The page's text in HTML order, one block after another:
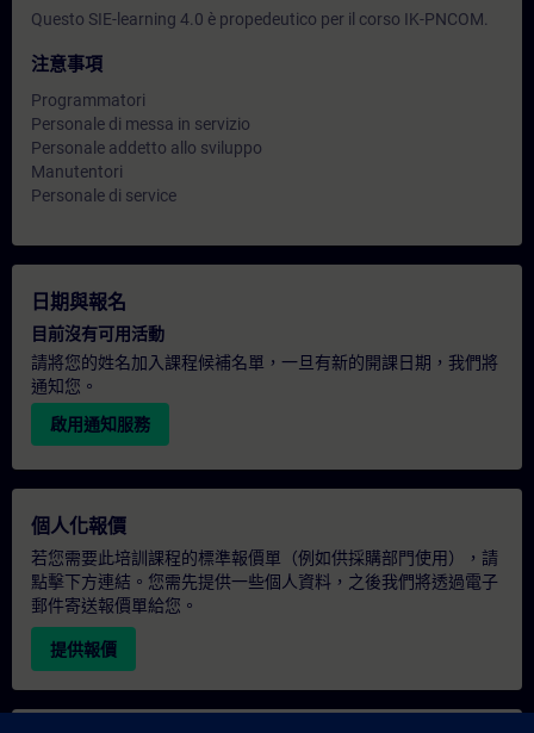
Questo SIE-learning 4.0 è propedeutico per il corso IK-PNCOM.
注意事項
Programmatori
Personale di messa in servizio
Personale addetto allo sviluppo
Manutentori
Personale di service
日期與報名
目前沒有可用活動
請將您的姓名加入課程候補名單，一旦有新的開課日期，我們將
通知您。
啟用通知服務
個人化報價
若您需要此培訓課程的標準報價單（例如供採購部門使用），請
點擊下方連結。您需先提供一些個人資料，之後我們將透過電子
郵件寄送報價單給您。
提供報價